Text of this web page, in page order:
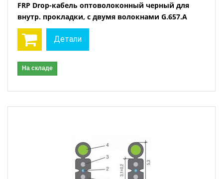
FRP Drop-кабель оптоволоконный черный для
внутр. прокладки, с двумя волокнами G.657.A
Детали
На складе